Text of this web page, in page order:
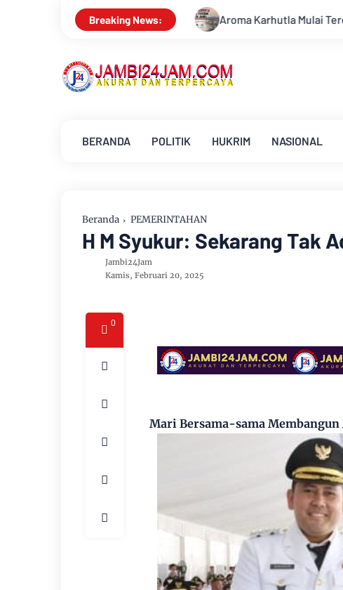
Breaking News:
Aroma Karhutla Mulai Tercium di Kota Jambi, Warga Diminta
BERANDA POLITIK HUKRIM NASIONAL
Beranda PEMERINTAHAN
H M Syukur: Sekarang Tak
Jambi24Jam
Kamis, Februari 20, 2025
0
Mari Bersama-sama